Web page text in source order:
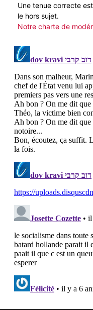
Une tenue correcte
le hors sujet.
Notre charte de